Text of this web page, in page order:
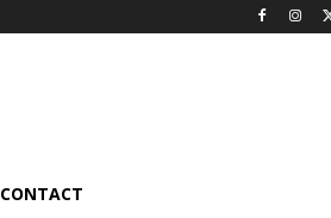
CONTACT